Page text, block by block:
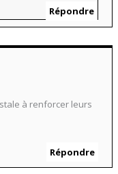
Répondre
à renforcer leurs
Répondre